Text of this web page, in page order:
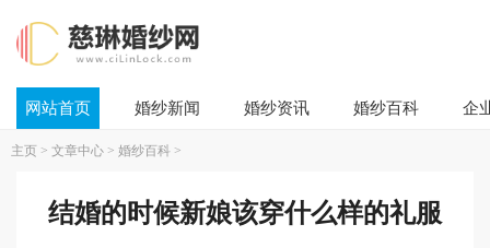
网站首页 婚纱新闻 婚纱资讯 婚纱百科 企
主页 > 文章中心 > 婚纱百科 >
结婚的时候新娘该穿什么样的礼服